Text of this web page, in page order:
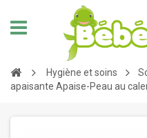
Hygiène et soins
apaisante Apaise-Peau au